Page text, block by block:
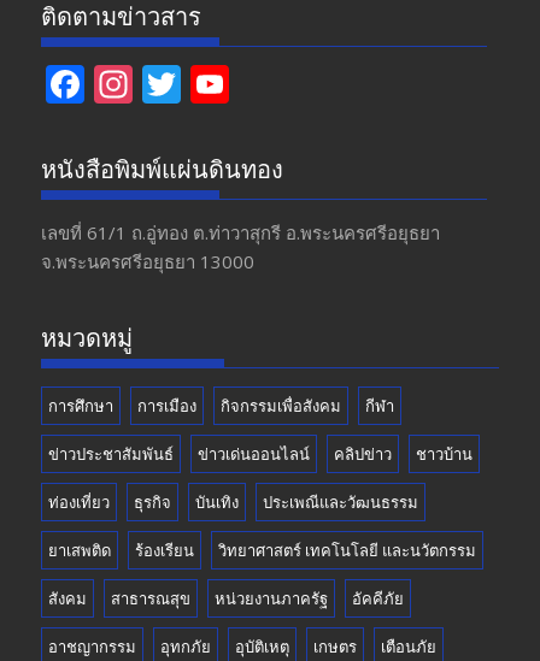
ติดตามข่าวสาร
F
e
b
o
o
In
a
gr
a
m
T
itt
er
u
T
u
b
หนังสือพิมพ์แผ่นดินทอง
เลขที่ 61/1 ถ.อู่ทอง​ ต.​ท่าวาสุกรี​ อ.พระนครศรีอยุธยา​
จ.พระนครศรีอยุธยา 13000
หมวดหมู่
การศึกษา การเมือง กิจกรรมเพื่อสังคม กีฬา
ข่าวประชาสัมพันธ์ ข่าวเด่นออนไลน์ คลิปข่าว ชาวบ้าน
ท่องเที่ยว ธุรกิจ บันเทิง ประเพณีและวัฒนธรรม
ยาเสพติด ร้องเรียน วิทยาศาสตร์ เทคโนโลยี และนวัตกรรม
สังคม สาธารณสุข หน่วยงานภาครัฐ อัคคีภัย
อาชญากรรม อุทกภัย อุบัติเหตุ เกษตร เตือนภัย